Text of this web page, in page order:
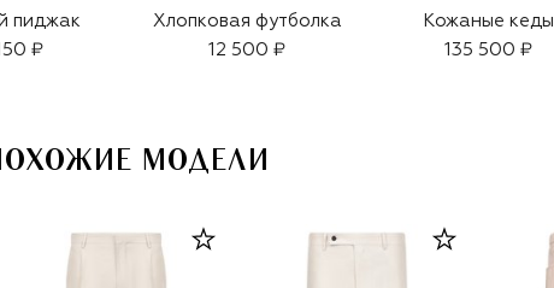
пиджак
₽
Хлопковая футболка
12 500 ₽
Кожаные кеды
135 500 ₽
МОДЕЛИ